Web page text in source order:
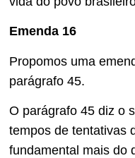
Emenda 16
Propomos uma
parágrafo 45.
O parágrafo 45 diz o
tempos de tentativas
fundamental mais do